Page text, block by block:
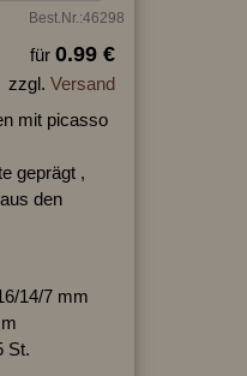
Best.Nr.:46298
für 0.99 €
zzgl. Versand
mit picasso
geprägt ,
den
14/7 mm
St.